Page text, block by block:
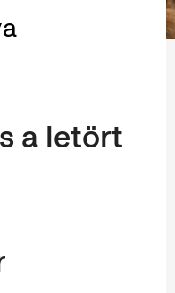
a letört